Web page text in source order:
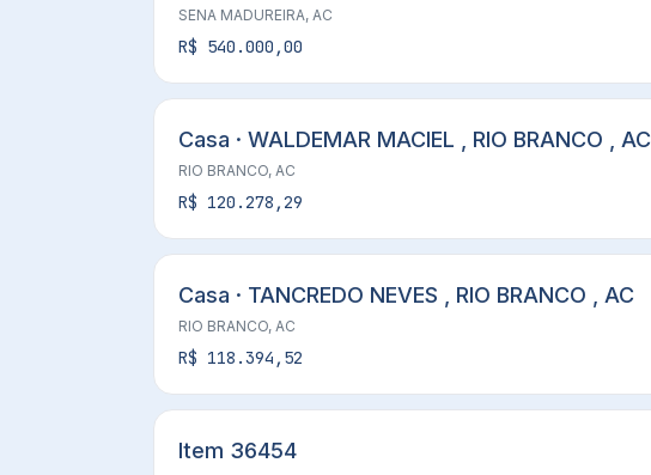
SENA MADUREIRA, AC
R$ 540.000,00
Casa · WALDEMAR MACIEL , RIO BRANCO , AC
RIO BRANCO, AC
R$ 120.278,29
Casa · TANCREDO NEVES , RIO BRANCO , AC
RIO BRANCO, AC
R$ 118.394,52
Item 36454